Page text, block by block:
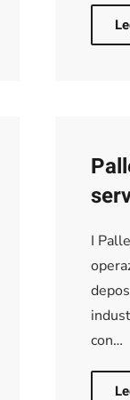
I
con…